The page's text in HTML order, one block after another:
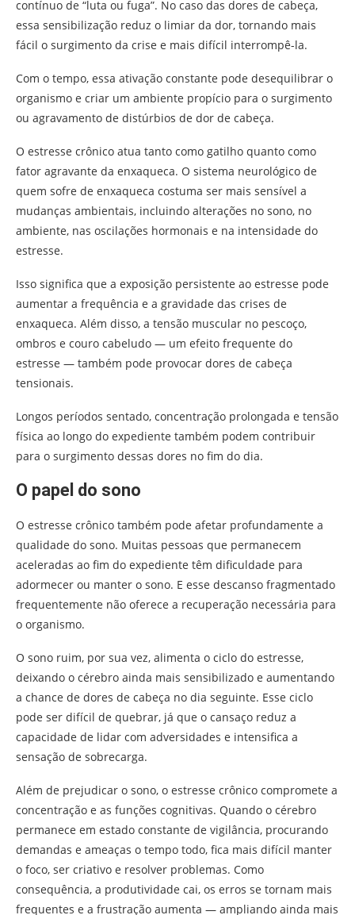
contínuo de “luta ou fuga”. No caso das dores de cabeça,
essa sensibilização reduz o limiar da dor, tornando mais
fácil o surgimento da crise e mais difícil interrompê-la.
Com o tempo, essa ativação constante pode desequilibrar o
organismo e criar um ambiente propício para o surgimento
ou agravamento de distúrbios de dor de cabeça.
O estresse crônico atua tanto como gatilho quanto como
fator agravante da enxaqueca. O sistema neurológico de
quem sofre de enxaqueca costuma ser mais sensível a
mudanças ambientais, incluindo alterações no sono, no
ambiente, nas oscilações hormonais e na intensidade do
estresse.
Isso significa que a exposição persistente ao estresse pode
aumentar a frequência e a gravidade das crises de
enxaqueca. Além disso, a tensão muscular no pescoço,
ombros e couro cabeludo — um efeito frequente do
estresse — também pode provocar dores de cabeça
tensionais.
Longos períodos sentado, concentração prolongada e tensão
física ao longo do expediente também podem contribuir
para o surgimento dessas dores no fim do dia.
O papel do sono
O estresse crônico também pode afetar profundamente a
qualidade do sono. Muitas pessoas que permanecem
aceleradas ao fim do expediente têm dificuldade para
adormecer ou manter o sono. E esse descanso fragmentado
frequentemente não oferece a recuperação necessária para
o organismo.
O sono ruim, por sua vez, alimenta o ciclo do estresse,
deixando o cérebro ainda mais sensibilizado e aumentando
a chance de dores de cabeça no dia seguinte. Esse ciclo
pode ser difícil de quebrar, já que o cansaço reduz a
capacidade de lidar com adversidades e intensifica a
sensação de sobrecarga.
Além de prejudicar o sono, o estresse crônico compromete a
concentração e as funções cognitivas. Quando o cérebro
permanece em estado constante de vigilância, procurando
demandas e ameaças o tempo todo, fica mais difícil manter
o foco, ser criativo e resolver problemas. Como
consequência, a produtividade cai, os erros se tornam mais
frequentes e a frustração aumenta — ampliando ainda mais